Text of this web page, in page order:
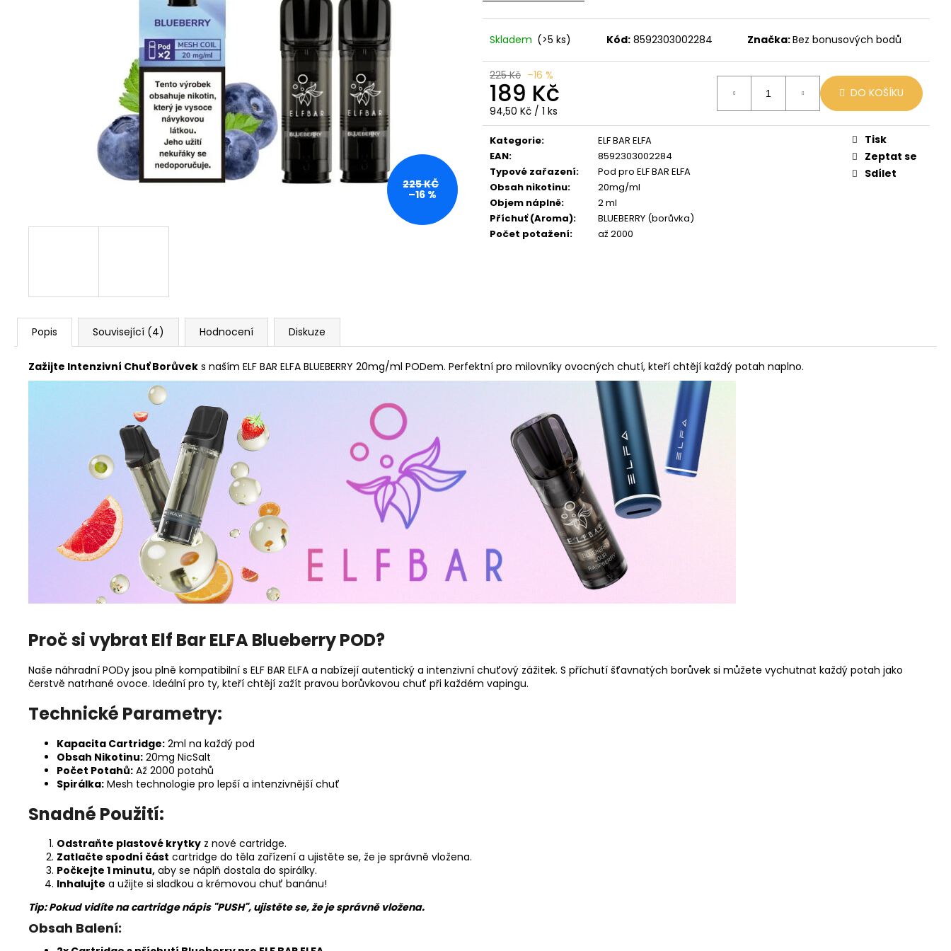
Skladem (>5 ks) Kód: 8592303002284 Značka:Bez bonusových bodů
225 Kč –16 %
189 Kč
Měrná
cena:
94,50 Kč / 1 ks
DO KOŠÍKU
Kategorie:
ELF BAR ELFA
EAN:
8592303002284
Typové zařazení:
Pod pro ELF BAR ELFA
Obsah nikotinu:
20mg/ml
Objem náplně:
2 ml
Příchuť (Aroma):
BLUEBERRY (borůvka)
Počet potažení: až 2000
Tisk
Zeptat se
Sdílet
225 KČ
–16 %
Popis Související (4) Hodnocení Diskuze
Zažijte Intenzivní Chuť Borůvek s naším ELF BAR ELFA BLUEBERRY 20mg/ml PODem. Perfektní pro milovníky ovocných chutí, kteří chtějí každý potah naplno.
Proč si vybrat Elf Bar ELFA Blueberry POD?
Naše náhradní PODy jsou plně kompatibilní s ELF BAR ELFA a nabízejí autentický a intenzivní chuťový zážitek. S příchutí šťavnatých borůvek si můžete vychutnat každý potah jako
čerstvě natrhané ovoce. Ideální pro ty, kteří chtějí zažít pravou borůvkovou chuť při každém vapingu.
Technické Parametry:
Kapacita Cartridge: 2ml na každý pod
Obsah Nikotinu: 20mg NicSalt
Počet Potahů: Až 2000 potahů
Spirálka: Mesh technologie pro lepší a intenzivnější chuť
Snadné Použití:
Odstraňte plastové krytky z nové cartridge.
Zatlačte spodní část cartridge do těla zařízení a ujistěte se, že je správně vložena.
Počkejte 1 minutu, aby se náplň dostala do spirálky.
Inhalujte a užijte si sladkou a krémovou chuť banánu!
Tip: Pokud vidíte na cartridge nápis "PUSH", ujistěte se, že je správně vložena.
Obsah Balení:
VENIX PRO CAPPUCINO-X
169 Kč
VENIX X2 COLA-X
79 Kč
Původně:169 Kč
LIO POD SUMMER MIX
59 Kč
Původně: 99 Kč